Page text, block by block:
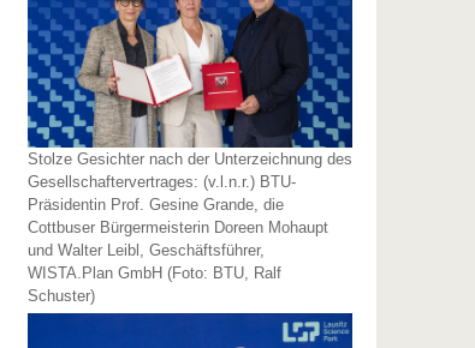
Stolze Gesichter nach der Unterzeichnung des
Gesellschaftervertrages: (v.l.n.r.) BTU-
Präsidentin Prof. Gesine Grande, die
Cottbuser Bürgermeisterin Doreen Mohaupt
und Walter Leibl, Geschäftsführer,
WISTA.Plan GmbH (Foto: BTU, Ralf
Schuster)